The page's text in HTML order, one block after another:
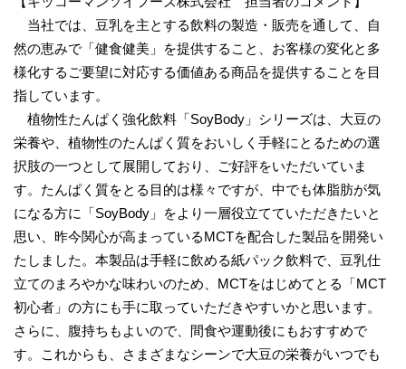
当社では、豆乳を主とする飲料の製造・販売を通して、自
然の恵みで「健食健美」を提供すること、お客様の変化と多
様化するご要望に対応する価値ある商品を提供することを目
指しています。
植物性たんぱく強化飲料「SoyBody」シリーズは、大豆の
栄養や、植物性のたんぱく質をおいしく手軽にとるための選
択肢の一つとして展開しており、ご好評をいただいていま
す。たんぱく質をとる目的は様々ですが、中でも体脂肪が気
になる方に「SoyBody」をより一層役立てていただきたいと
思い、昨今関心が高まっているMCTを配合した製品を開発い
たしました。本製品は手軽に飲める紙パック飲料で、豆乳仕
立てのまろやかな味わいのため、MCTをはじめてとる「MCT
初心者」の方にも手に取っていただきやすいかと思います。
さらに、腹持ちもよいので、間食や運動後にもおすすめで
す。これからも、さまざまなシーンで大豆の栄養がいつでも